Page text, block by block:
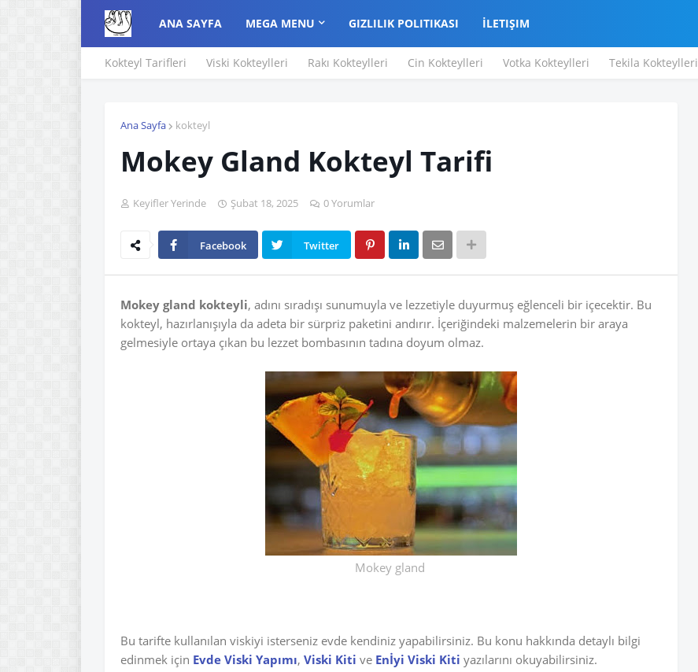
ANA SAYFA MEGA MENU GIZLILIK POLITIKASI İLETIŞIM
Kokteyl Tarifleri Viski Kokteylleri Rakı Kokteylleri Cin Kokteylleri Votka Kokteylleri Tekila Kokteylleri
Ana Sayfa kokteyl
Mokey Gland Kokteyl Tarifi
Keyifler Yerinde Şubat 18, 2025 0 Yorumlar
Facebook Twitter
Mokey gland kokteyli, adını sıradışı sunumuyla ve lezzetiyle duyurmuş eğlenceli bir içecektir. Bu
kokteyl, hazırlanışıyla da adeta bir sürpriz paketini andırır. İçeriğindeki malzemelerin bir araya
gelmesiyle ortaya çıkan bu lezzet bombasının tadına doyum olmaz.
Mokey gland
Bu tarifte kullanılan viskiyi isterseniz evde kendiniz yapabilirsiniz. Bu konu hakkında detaylı bilgi
edinmek için Evde Viski Yapımı, Viski Kiti ve Enİyi Viski Kiti yazılarını okuyabilirsiniz.